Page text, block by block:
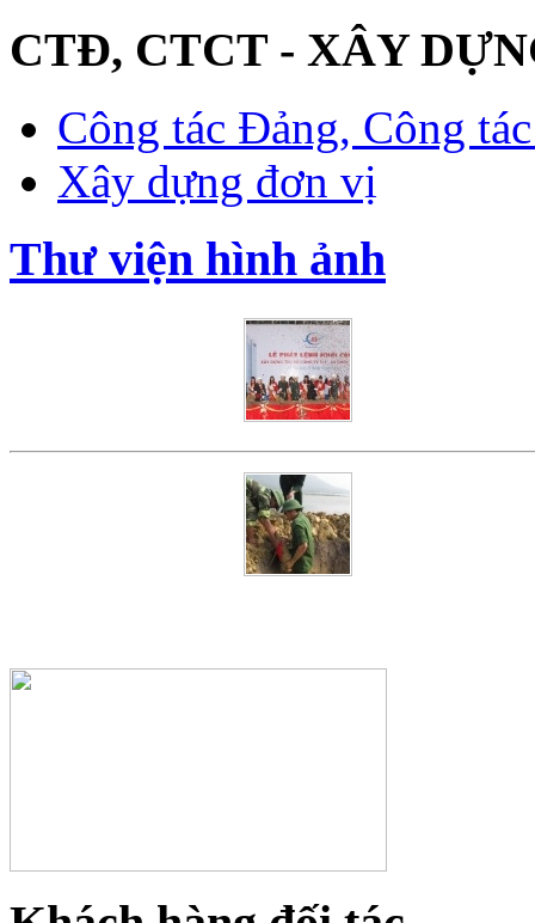
CTĐ, CTCT - XÂY
Công tác Đảng, Công
Xây dựng đơn vị
Thư viện hình ảnh